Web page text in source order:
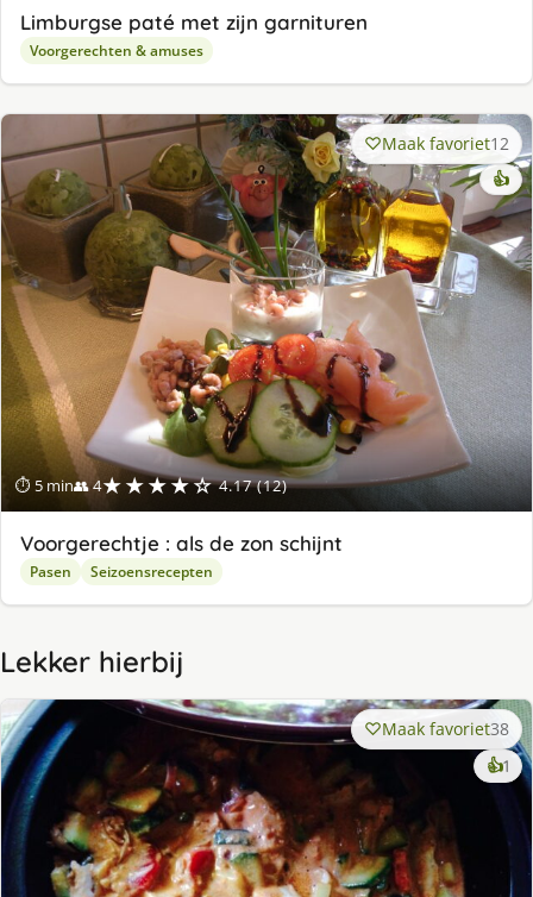
Limburgse paté met zijn garnituren
Voorgerechten & amuses
⏱ 5 min👥 4★★★★☆ 4.17 (12)
Maak favoriet12
👍
Voorgerechtje : als de zon schijnt
Pasen Seizoensrecepten
Lekker hierbij
Maak favoriet38
👍1